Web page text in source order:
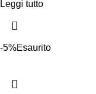
Leggi tutto
-5%Esaurito